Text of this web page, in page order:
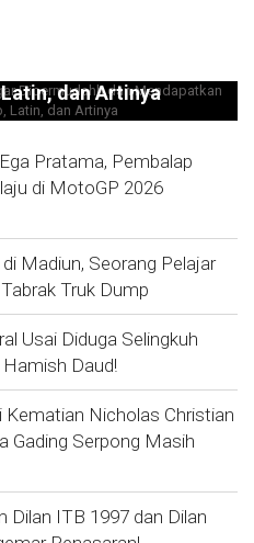
2026 Agar
Nilai Terbaik:
dan Artinya
Pratama, Pembalap
di MotoGP 2026
Madiun, Seorang Pelajar
Truk Dump
Usai Diduga Selingkuh
Daud!
Kematian Nicholas Christian
Gading Serpong Masih
Dilan ITB 1997 dan Dilan